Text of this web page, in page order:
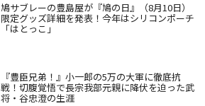
鳩サブレーの豊島屋が『鳩の日』（8月10日）
限定グッズ詳細を発表！今年はシリコンポーチ
「はとっこ」
『豊臣兄弟！』小一郎の5万の大軍に徹底抗
戦！切腹覚悟で長宗我部元親に降伏を迫った武
将・谷忠澄の生涯